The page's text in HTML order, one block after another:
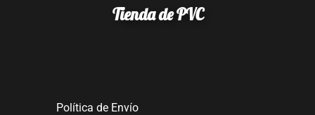
Tienda de PVC
Política de Envío